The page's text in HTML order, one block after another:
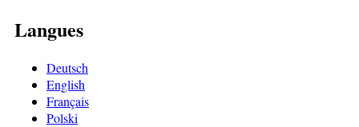
Langues
Deutsch
English
Français
Polski